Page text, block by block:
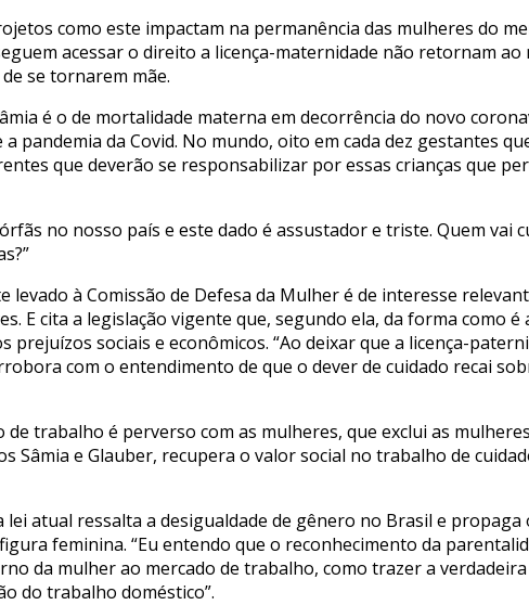
como este impactam na permanência das mulheres do
acessar o direito a licença-maternidade não retornam
se tornarem mãe.
é o de mortalidade materna em decorrência do novo
pandemia da Covid. No mundo, oito em cada dez gestantes
que deverão se responsabilizar por essas crianças que
no nosso país e este dado é assustador e triste. Quem vai
levado à Comissão de Defesa da Mulher é de interesse
E cita a legislação vigente que, segundo ela, da forma como é
sociais e econômicos. “Ao deixar que a licença-
com o entendimento de que o dever de cuidado recai
trabalho é perverso com as mulheres, que exclui as
Sâmia e Glauber, recupera o valor social no trabalho de
lei atual ressalta a desigualdade de gênero no Brasil e
feminina. “Eu entendo que o reconhecimento da
da mulher ao mercado de trabalho, como trazer a
do trabalho doméstico”.